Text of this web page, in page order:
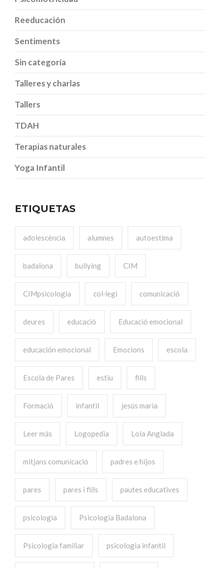
Reeducación
Sentiments
Sin categoría
Talleres y charlas
Tallers
TDAH
Terapias naturales
Yoga Infantil
ETIQUETAS
adolescència alumnes autoestima
badalona bullying CIM
CIMpsicologia col·legi comunicació
deures educació Educació emocional
educación emocional Emocions escola
Escola de Pares estiu fills
Formació infantil jesús maria
Leer más Logopedia Lola Anglada
mitjans comunicació padres e hijos
pares pares i fills pautes educatives
psicologia Psicologia Badalona
Psicologia familiar psicologia infantil